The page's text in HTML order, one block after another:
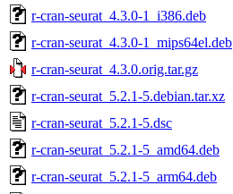
r-cran-seurat_4.3.0-1_i386.deb
r-cran-seurat_4.3.0-1_mips64el.deb
r-cran-seurat_4.3.0.orig.tar.gz
r-cran-seurat_5.2.1-5.debian.tar.xz
r-cran-seurat_5.2.1-5.dsc
r-cran-seurat_5.2.1-5_amd64.deb
r-cran-seurat_5.2.1-5_arm64.deb